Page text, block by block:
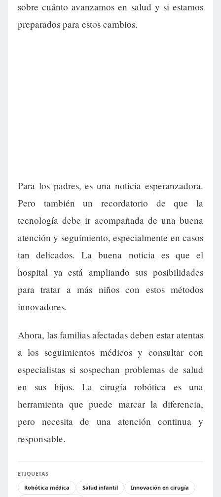
sobre cuánto avanzamos en salud y si estamos
preparados para estos cambios.
Para los padres, es una noticia esperanzadora.
Pero también un recordatorio de que la
tecnología debe ir acompañada de una buena
atención y seguimiento, especialmente en casos
tan delicados. La buena noticia es que el
hospital ya está ampliando sus posibilidades
para tratar a más niños con estos métodos
innovadores.
Ahora, las familias afectadas deben estar atentas
a los seguimientos médicos y consultar con
especialistas si sospechan problemas de salud
en sus hijos. La cirugía robótica es una
herramienta que puede marcar la diferencia,
pero necesita de una atención continua y
responsable.
ETIQUETAS
Robótica médica
Salud infantil
Innovación en cirugía